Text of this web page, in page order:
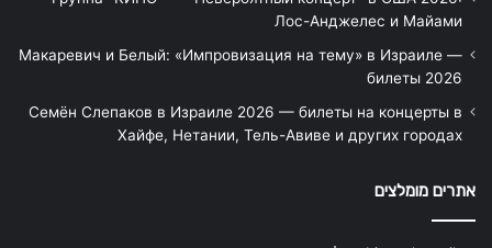
Лос-Анджелес и Майами
Макаревич и Белый: «Импровизация на тему» в Израиле —
билеты 2026
Семён Слепаков в Израиле 2026 — билеты на концерты в
Хайфе, Нетании, Тель-Авиве и других городах
אתרים מומלצים